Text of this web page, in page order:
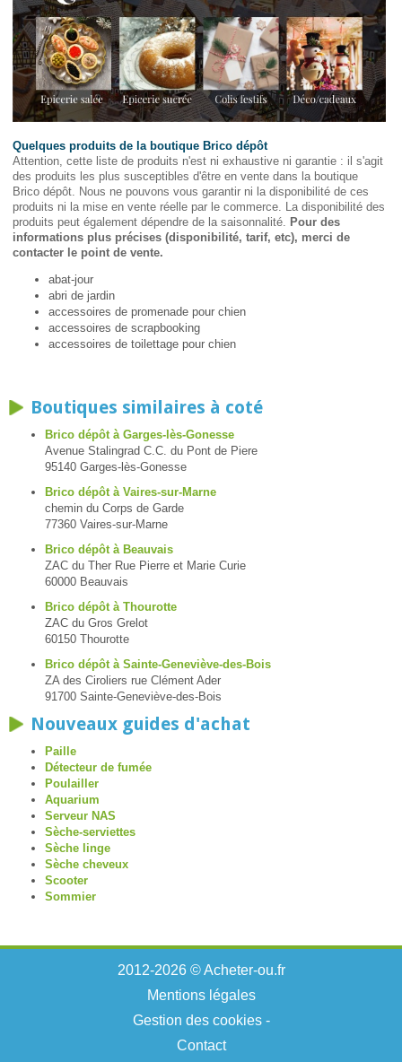
Quelques produits de la boutique Brico dépôt
Attention, cette liste de produits n'est ni exhaustive ni garantie : il s'agit
des produits les plus susceptibles d'être en vente dans la boutique
Brico dépôt. Nous ne pouvons vous garantir ni la disponibilité de ces
produits ni la mise en vente réelle par le commerce. La disponibilité des
produits peut également dépendre de la saisonnalité. Pour des
informations plus précises (disponibilité, tarif, etc), merci de
contacter le point de vente.
abat-jour
abri de jardin
accessoires de promenade pour chien
accessoires de scrapbooking
accessoires de toilettage pour chien
Boutiques similaires à coté
Brico dépôt à Garges-lès-Gonesse
Avenue Stalingrad C.C. du Pont de Piere
95140 Garges-lès-Gonesse
Brico dépôt à Vaires-sur-Marne
chemin du Corps de Garde
77360 Vaires-sur-Marne
Brico dépôt à Beauvais
ZAC du Ther Rue Pierre et Marie Curie
60000 Beauvais
Brico dépôt à Thourotte
ZAC du Gros Grelot
60150 Thourotte
Brico dépôt à Sainte-Geneviève-des-Bois
ZA des Ciroliers rue Clément Ader
91700 Sainte-Geneviève-des-Bois
Nouveaux guides d'achat
Paille
Détecteur de fumée
Poulailler
Aquarium
Serveur NAS
Sèche-serviettes
Sèche linge
Sèche cheveux
Scooter
Sommier
2012-2026 © Acheter-ou.fr
Mentions légales
Gestion des cookies-
Contact